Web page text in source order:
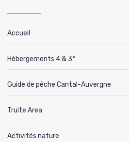
Accueil
Hébergements 4 & 3*
Guide de pêche Cantal-Auvergne
Truite Area
Activités nature